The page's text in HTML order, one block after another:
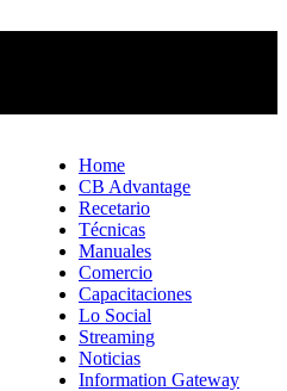
Home
CB Advantage
Recetario
Técnicas
Manuales
Comercio
Capacitaciones
Lo Social
Streaming
Noticias
Information Gateway